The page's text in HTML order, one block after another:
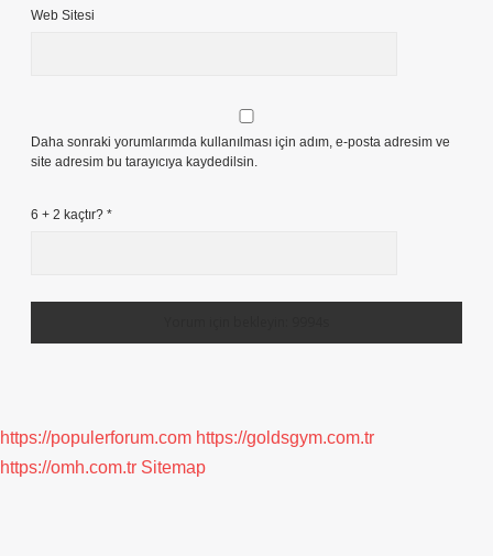
Web Sitesi
Daha sonraki yorumlarımda kullanılması için adım, e-posta adresim ve
site adresim bu tarayıcıya kaydedilsin.
6 + 2 kaçtır? *
https://populerforum.com https://goldsgym.com.tr
https://omh.com.tr Sitemap